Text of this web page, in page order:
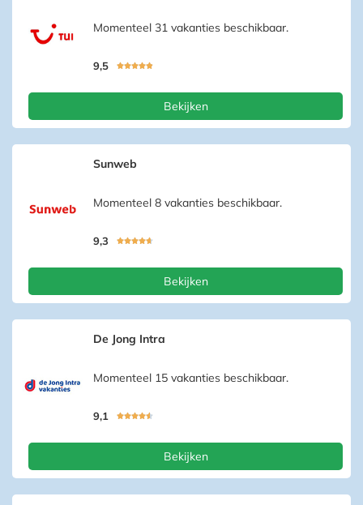
Momenteel 31 vakanties beschikbaar.
9,5 
Bekijken
Sunweb
Momenteel 8 vakanties beschikbaar.
9,3 
Bekijken
De Jong Intra
Momenteel 15 vakanties beschikbaar.
9,1 
Bekijken